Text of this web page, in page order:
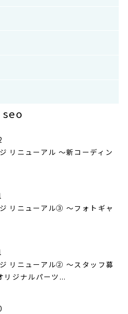
seo
リニューアル 〜新コーディン
リニューアル③ 〜フォトギャ
リニューアル② ～スタッフ募
リジナルパーツ...